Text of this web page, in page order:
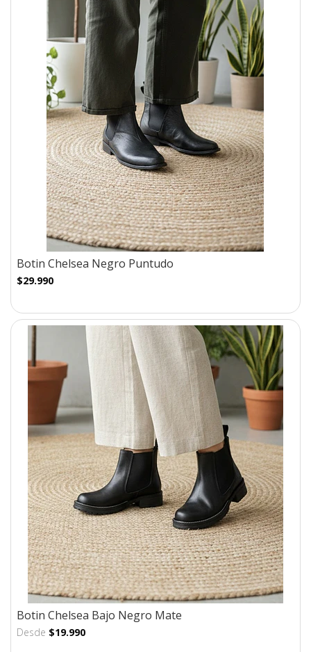
Botin Chelsea Negro Puntudo
$29.990
Botin Chelsea Bajo Negro Mate
Desde $19.990